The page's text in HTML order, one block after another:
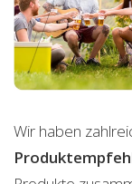
Wir haben